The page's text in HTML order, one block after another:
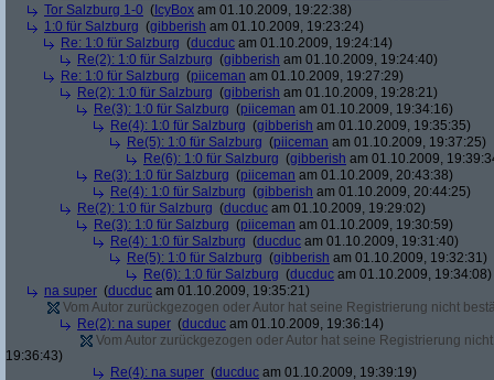
Tor Salzburg 1-0 ( IcyBox am 01.10.2009, 19:22:38)
1:0 für Salzburg (gibberish am 01.10.2009, 19:23:24)
Re: 1:0 für Salzburg (ducduc am 01.10.2009, 19:24:14)
Re(2): 1:0 für Salzburg (gibberish am 01.10.2009, 19:24:40)
Re: 1:0 für Salzburg (piiceman am 01.10.2009, 19:27:29)
Re(2): 1:0 für Salzburg (gibberish am 01.10.2009, 19:28:21)
Re(3): 1:0 für Salzburg (piiceman am 01.10.2009, 19:34:16)
Re(4): 1:0 für Salzburg (gibberish am 01.10.2009, 19:35:35)
Re(5): 1:0 für Salzburg (piiceman am 01.10.2009, 19:37:25)
Re(6): 1:0 für Salzburg (gibberish am 01.10.2009,
Re(3): 1:0 für Salzburg (piiceman am 01.10.2009, 20:43:38)
Re(4): 1:0 für Salzburg (gibberish am 01.10.2009, 20:44:25)
Re(2): 1:0 für Salzburg (ducduc am 01.10.2009, 19:29:02)
Re(3): 1:0 für Salzburg (piiceman am 01.10.2009, 19:30:59)
Re(4): 1:0 für Salzburg (ducduc am 01.10.2009, 19:31:40)
Re(5): 1:0 für Salzburg (gibberish am 01.10.2009, 19:32:31)
Re(6): 1:0 für Salzburg (ducduc am 01.10.2009, 19:34:08)
na super (ducduc am 01.10.2009, 19:35:21)
Vom Autor zurückgezogen oder Autor hat seine Registrierung nicht
Re(2): na super (ducduc am 01.10.2009, 19:36:14)
Vom Autor zurückgezogen oder Autor hat seine Registrierung
19:36:43)
Re(4): na super (ducduc am 01.10.2009, 19:39:19)